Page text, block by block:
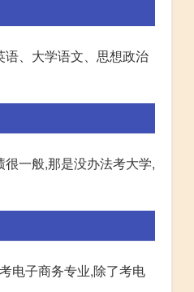
、大学语文、思想政治
一般,那是没办法考大学,
电子商务专业,除了考电